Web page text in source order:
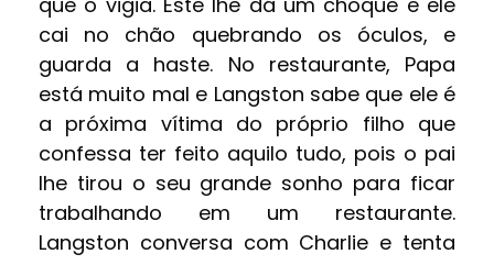
cai no chão quebrando os óculos, e
guarda a haste. No restaurante, Papa
está muito mal e Langston sabe que ele é
a próxima vítima do próprio filho que
confessa ter feito aquilo tudo, pois o pai
lhe tirou o seu grande sonho para ficar
trabalhando em um restaurante.
Langston conversa com Charlie e tenta